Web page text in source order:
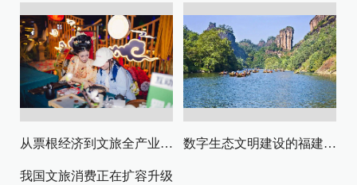
从票根经济到文旅全产业链升级 数字生态文明建设的福建路径与启示
我国文旅消费正在扩容升级